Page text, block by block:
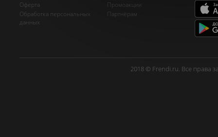
Оферта
Обработка персональных
данных
Промоакции
Партнёрам
2018 © Frendi.ru. Все права